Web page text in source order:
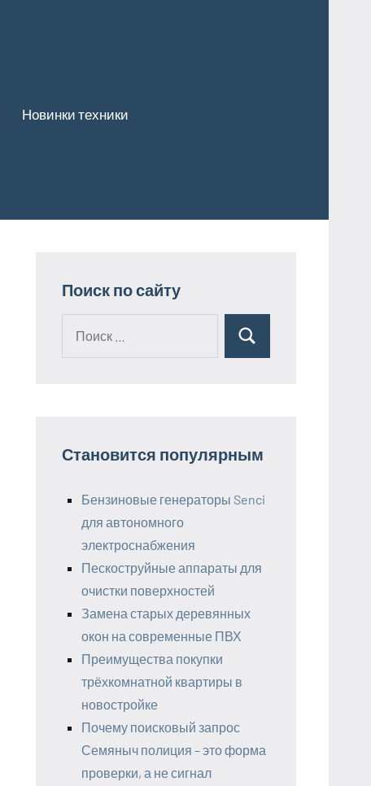
Новинки техники
Поиск по сайту
Поиск
Становится популярным
Бензиновые генераторы Senci
для автономного
электроснабжения
Пескоструйные аппараты для
очистки поверхностей
Замена старых деревянных
окон на современные ПВХ
Преимущества покупки
трёхкомнатной квартиры в
новостройке
Почему поисковый запрос
Семяныч полиция – это форма
проверки, а не сигнал